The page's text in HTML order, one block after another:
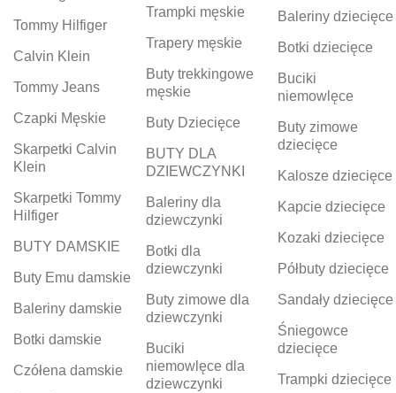
Tommy Hilfiger
Calvin Klein
Tommy Jeans
Czapki Męskie
Skarpetki Calvin
Klein
Skarpetki Tommy
Hilfiger
BUTY DAMSKIE
Buty Emu damskie
Baleriny damskie
Botki damskie
Czółena damskie
Trampki męskie
Trapery męskie
Buty trekkingowe
męskie
Buty Dziecięce
BUTY DLA
DZIEWCZYNKI
Baleriny dla
dziewczynki
Botki dla
dziewczynki
Buty zimowe dla
dziewczynki
Buciki
niemowlęce dla
dziewczynki
Baleriny dziecięce
Botki dziecięce
Buciki
niemowlęce
Buty zimowe
dziecięce
Kalosze dziecięce
Kapcie dziecięce
Kozaki dziecięce
Półbuty dziecięce
Sandały dziecięce
Śniegowce
dziecięce
Trampki dziecięce